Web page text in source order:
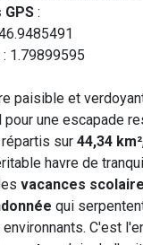
:
1.79899595
paisible et
une escapade
répartis sur 44,34 km²
havre de
vacances
qui
C'est